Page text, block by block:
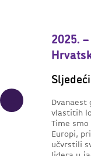
2025.
Dvanaest
vlastitih
Time
Europi,
učvrstili